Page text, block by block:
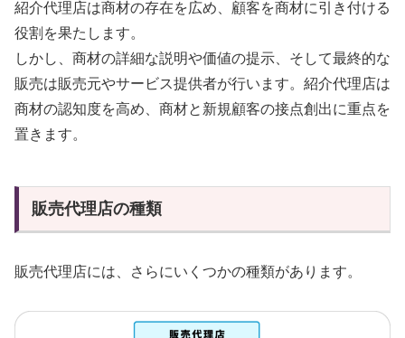
紹介代理店は商材の存在を広め、顧客を商材に引き付ける
役割を果たします。
しかし、商材の詳細な説明や価値の提示、そして最終的な
販売は販売元やサービス提供者が行います。紹介代理店は
商材の認知度を高め、商材と新規顧客の接点創出に重点を
置きます。
販売代理店の種類
販売代理店には、さらにいくつかの種類があります。